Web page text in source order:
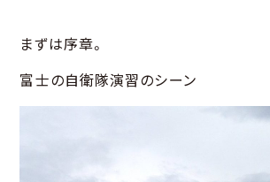
まずは序章。
富士の自衛隊演習のシーン